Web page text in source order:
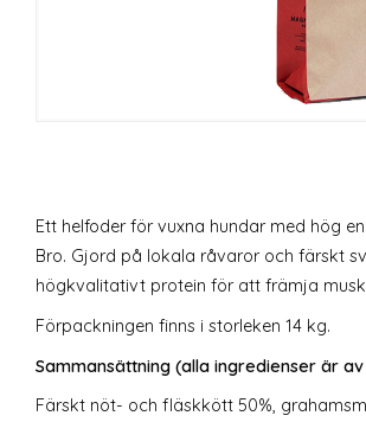
Ett helfoder för vuxna hundar med hög
Bro. Gjord på lokala råvaror och färskt
högkvalitativt protein för att främja
Förpackningen finns i storleken 14 kg.
Sammansättning (alla ingredienser är
Färskt nöt- och fläskkött 50%,